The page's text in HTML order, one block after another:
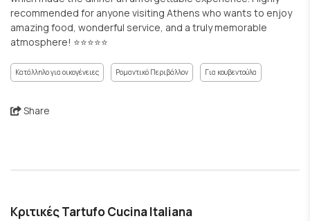
recommended for anyone visiting Athens who wants to enjoy
amazing food, wonderful service, and a truly memorable
atmosphere! ⭐⭐⭐⭐⭐
Κατάλληλο για οικογένειες Ρομαντικό Περιβάλλον Για κουβεντούλα
Share
Κριτικές Tartufo Cucina Italiana